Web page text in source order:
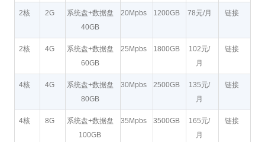
2核 2G
系统盘+数据盘
40GB
20Mpbs 1200GB 78元/月 链接
2核 4G
系统盘+数据盘
60GB
25Mpbs 1800GB
102元/
月
链接
4核 4G
系统盘+数据盘
80GB
30Mpbs 2500GB
135元/
月
链接
4核 8G
系统盘+数据盘
100GB
35Mpbs 3500GB
165元/
月
链接